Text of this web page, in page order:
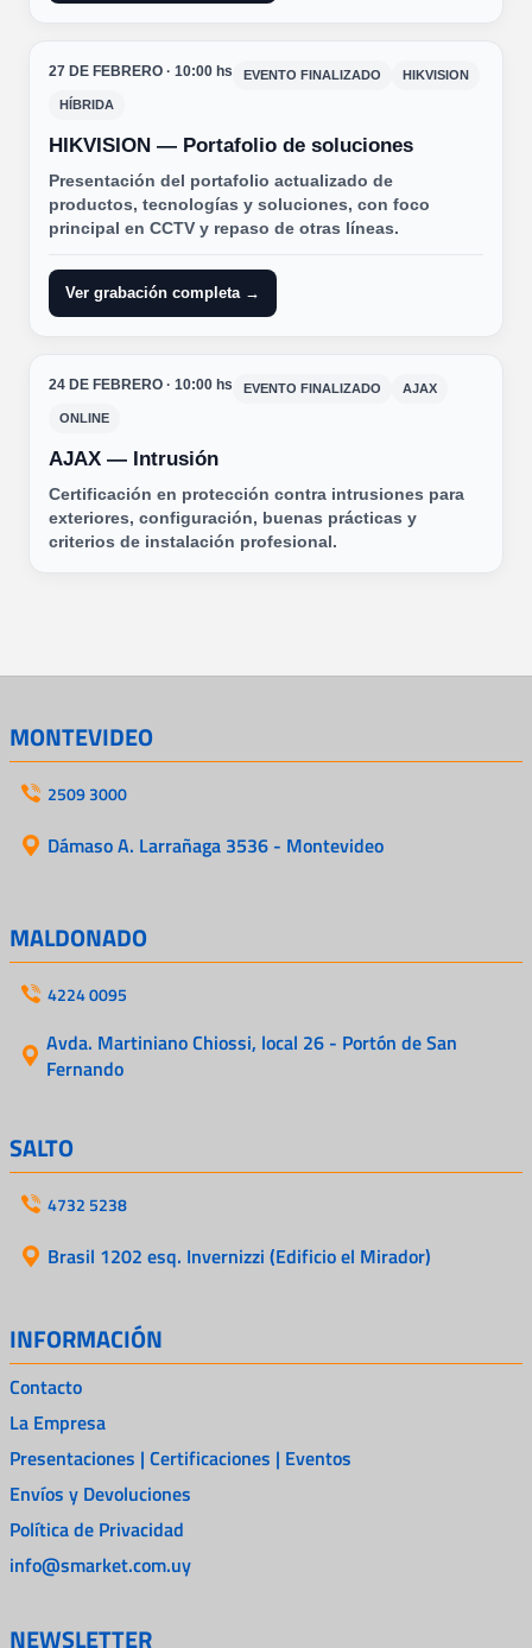
27 DE FEBRERO · 10:00 hs EVENTO FINALIZADO HIKVISION
HÍBRIDA
HIKVISION — Portafolio de soluciones
Presentación del portafolio actualizado de
productos, tecnologías y soluciones, con foco
principal en CCTV y repaso de otras líneas.
Ver grabación completa →
24 DE FEBRERO · 10:00 hs EVENTO FINALIZADO AJAX
ONLINE
AJAX — Intrusión
Certificación en protección contra intrusiones para
exteriores, configuración, buenas prácticas y
criterios de instalación profesional.
MONTEVIDEO
2509 3000
Dámaso A. Larrañaga 3536 - Montevideo
MALDONADO
4224 0095
Avda. Martiniano Chiossi, local 26 - Portón de San
Fernando
SALTO
4732 5238
Brasil 1202 esq. Invernizzi (Edificio el Mirador)
INFORMACIÓN
Contacto
La Empresa
Presentaciones | Certificaciones | Eventos
Envíos y Devoluciones
Política de Privacidad
info@smarket.com.uy
NEWSLETTER